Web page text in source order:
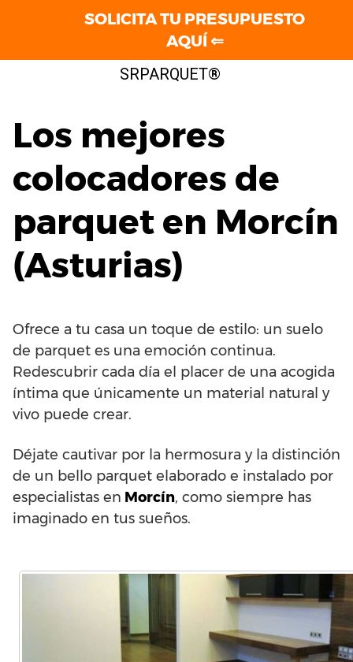
SRPARQUET®
Los mejores
colocadores de
parquet en Morcín
(Asturias)
Ofrece a tu casa un toque de estilo: un suelo
de parquet es una emoción continua.
Redescubrir cada día el placer de una acogida
íntima que únicamente un material natural y
vivo puede crear.
Déjate cautivar por la hermosura y la distinción
de un bello parquet elaborado e instalado por
especialistas en Morcín, como siempre has
imaginado en tus sueños.
SOLICITA TU PRESUPUESTO
AQUÍ ⇐